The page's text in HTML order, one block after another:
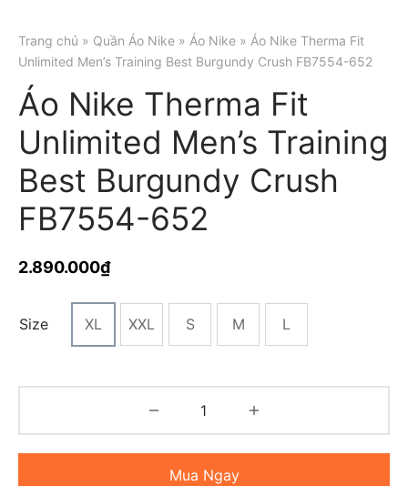
Trang chủ » Quần Áo Nike » Áo Nike » Áo Nike Therma Fit
Unlimited Men’s Training Best Burgundy Crush FB7554-652
Áo Nike Therma Fit
Unlimited Men’s Training
Best Burgundy Crush
FB7554-652
2.890.000₫
Size XL XXL S M L
Mua Ngay